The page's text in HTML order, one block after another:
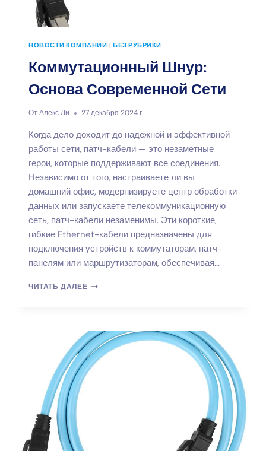
НОВОСТИ КОМПАНИИ | БЕЗ РУБРИКИ
Коммутационный Шнур:
Основа Современной Сети
ОтАлекс Ли 27 декабря 2024 г.
Когда дело доходит до надежной и эффективной
работы сети, патч-кабели — это незаметные
герои, которые поддерживают все соединения.
Независимо от того, настраиваете ли вы
домашний офис, модернизируете центр обработки
данных или запускаете телекоммуникационную
сеть, патч-кабели незаменимы. Эти короткие,
гибкие Ethernet-кабели предназначены для
подключения устройств к коммутаторам, патч-
панелям или маршрутизаторам, обеспечивая...
ЧИТАТЬ ДАЛЕЕКОММУТАЦИОННЫЙ